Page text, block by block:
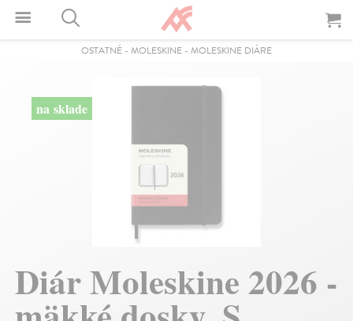
OSTATNÉ - MOLESKINE - MOLESKINE DIÁRE
na sklade
Diár Moleskine 2026 -